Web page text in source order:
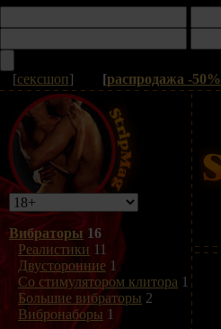
[сексшоп] [распродажа -50%
Вибраторы 16
Реалистики 11
Двусторонние 1
Со стимулятором клитора 1
Большие вибраторы 2
Вибронаборы 1